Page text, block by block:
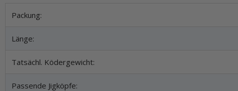
Produkteigenschaft
Wert
Packung:
Länge:
Tatsächl. Ködergewicht:
Passende Jigköpfe: